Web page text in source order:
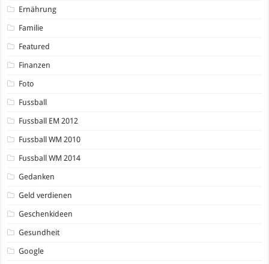
Ernährung
Familie
Featured
Finanzen
Foto
Fussball
Fussball EM 2012
Fussball WM 2010
Fussball WM 2014
Gedanken
Geld verdienen
Geschenkideen
Gesundheit
Google